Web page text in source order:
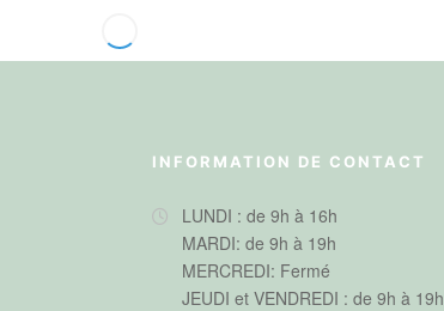
INFORMATION DE CONTACT
LUNDI : de 9h à 16h
MARDI: de 9h à 19h
MERCREDI: Fermé
JEUDI et VENDREDI : de 9h à 19h